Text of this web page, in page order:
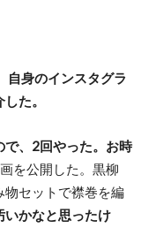
自身のインスタグラ
た。
で、2回やった。お時
を公開した。黒柳
物セットで襟巻を編
いかなと思ったけ